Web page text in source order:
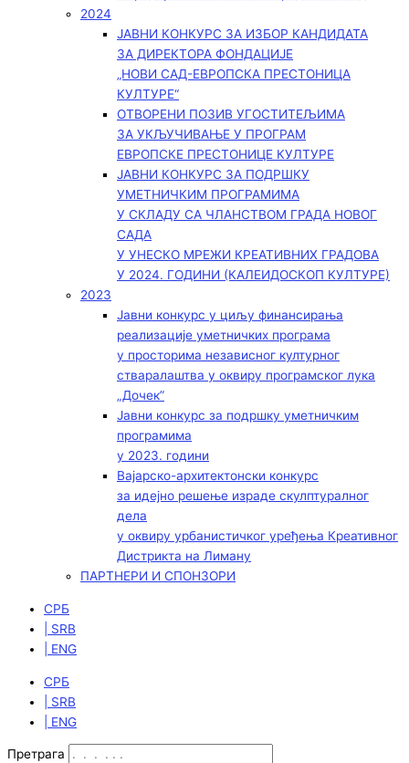
2024
ЈАВНИ КОНКУРС ЗА ИЗБОР КАНДИДАТА
ЗА ДИРЕКТОРА ФОНДАЦИЈЕ
„НОВИ САД-ЕВРОПСКА ПРЕСТОНИЦА
КУЛТУРЕ“
ОТВОРЕНИ ПОЗИВ УГОСТИТЕЉИМА
ЗА УКЉУЧИВАЊЕ У ПРОГРАМ
ЕВРОПСКЕ ПРЕСТОНИЦЕ КУЛТУРЕ
ЈАВНИ КОНКУРС ЗА ПОДРШКУ
УМЕТНИЧКИМ ПРОГРАМИМА
У СКЛАДУ СА ЧЛАНСТВОМ ГРАДА НОВОГ
САДА
У УНЕСКО МРЕЖИ КРЕАТИВНИХ ГРАДОВА
У 2024. ГОДИНИ (КАЛЕИДОСКОП КУЛТУРЕ)
2023
Јавни конкурс у циљу финансирања
реализације уметничких програма
у просторима независног културног
стваралаштва у оквиру програмског лука
„Дочек”
Јавни конкурс за подршку уметничким
програмима
у 2023. години
Вајарско-архитектонски конкурс
за идејно решење израде скулптуралног
дела
у оквиру урбанистичког уређења Креативног
Дистрикта на Лиману
ПАРТНЕРИ И СПОНЗОРИ
СРБ
| SRB
| ENG
СРБ
| SRB
| ENG
Претрага